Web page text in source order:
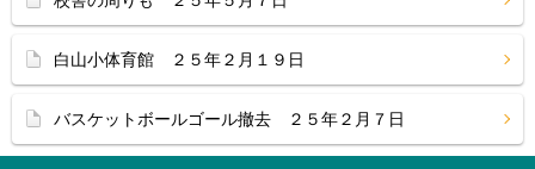
白山小体育館 ２５年２月１９日
バスケットボールゴール撤去 ２５年２月７日